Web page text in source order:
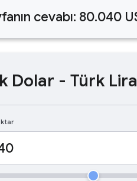
cevabı: 80.040
Dolar - Türk